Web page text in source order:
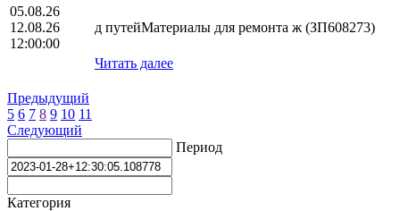
05.08.26
12.08.26
12:00:00
д путейМатериалы для ремонта ж (ЗП608273)
Читать далее
Предыдущий
5 6 7 8 9 10 11
Следующий
Период
Категория